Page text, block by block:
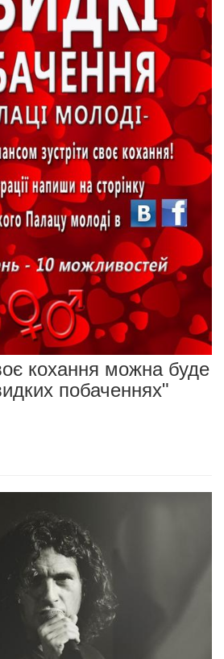
кохання можна буде
побаченнях"